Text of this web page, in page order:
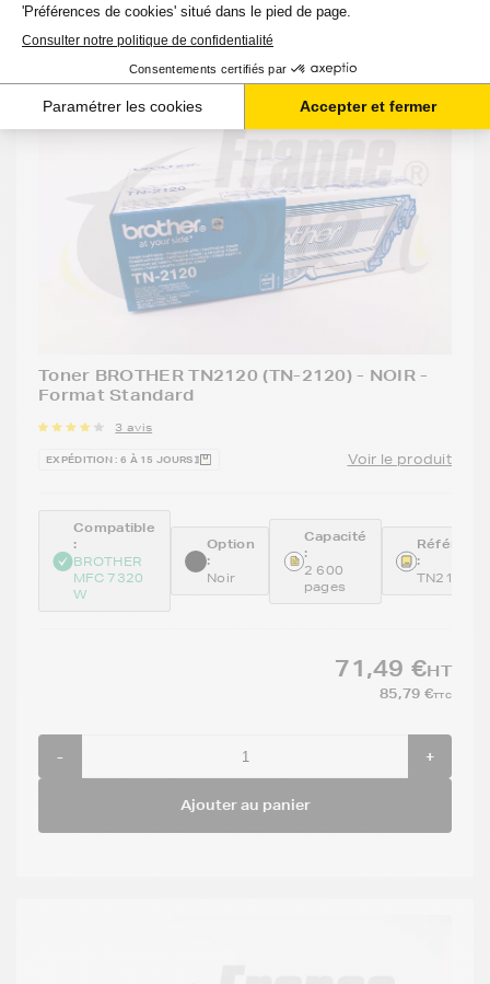
imprimante.
Toner BROTHER TN2120 (TN-2120) - NOIR -
Format Standard
3 avis
EXPÉDITION : 6 À 15 JOURS Voir le produit
Compatible
:
BROTHER
MFC 7320
W
Option
:
Noir
Capacité
:
2 600
pages
:
TN2120
71,49 €HT
85,79 €TTC
- +
Ajouter au panier